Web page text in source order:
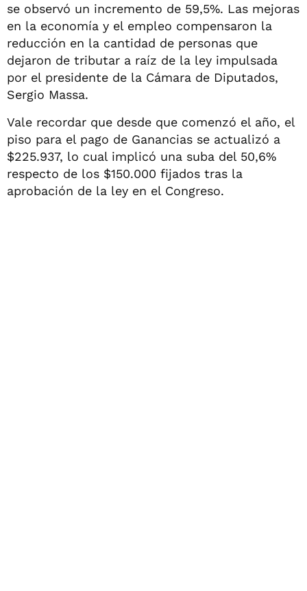
se observó un incremento de 59,5%. Las mejoras
en la economía y el empleo compensaron la
reducción en la cantidad de personas que
dejaron de tributar a raíz de la ley impulsada
por el presidente de la Cámara de Diputados,
Sergio Massa.
Vale recordar que desde que comenzó el año, el
piso para el pago de Ganancias se actualizó a
$225.937, lo cual implicó una suba del 50,6%
respecto de los $150.000 fijados tras la
aprobación de la ley en el Congreso.